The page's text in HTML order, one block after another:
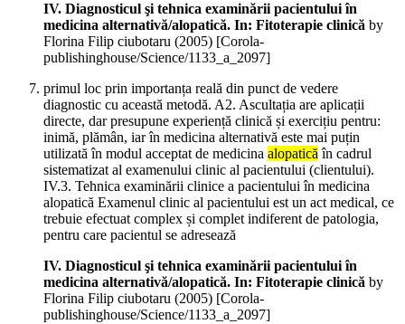
IV. Diagnosticul şi tehnica examinării pacientului în
medicina alternativă/alopatică. In: Fitoterapie clinică by
Florina Filip ciubotaru (2005) [Corola-
publishinghouse/Science/1133_a_2097]
primul loc prin importanța reală din punct de vedere
diagnostic cu această metodă. A2. Ascultația are aplicații
directe, dar presupune experiență clinică și exercițiu pentru:
inimă, plămân, iar în medicina alternativă este mai puțin
utilizată în modul acceptat de medicina alopaticăîn cadrul
sistematizat al examenului clinic al pacientului (clientului).
IV.3. Tehnica examinării clinice a pacientului în medicina
alopatică Examenul clinic al pacientului est un act medical, ce
trebuie efectuat complex și complet indiferent de patologia,
pentru care pacientul se adresează
IV. Diagnosticul şi tehnica examinării pacientului în
medicina alternativă/alopatică. In: Fitoterapie clinică by
Florina Filip ciubotaru (2005) [Corola-
publishinghouse/Science/1133_a_2097]